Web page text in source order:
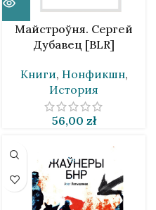
Майстроўня. Сергей
Дубавец [BLR]
Книги, Нонфикшн,
История
56,00 zł